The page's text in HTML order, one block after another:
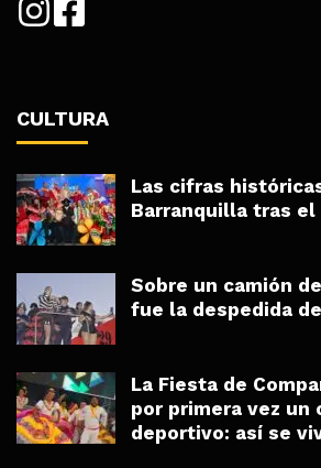
CULTURA
Las cifras
Barranquilla tras el
Sobre un camión
fue la despedida
La Fiesta de
por primera vez un
deportivo: así se